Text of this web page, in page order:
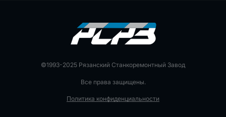
©1993-2025 Рязанский Станкоремонтный Завод
Все права защищены.
Политика конфиденциальности